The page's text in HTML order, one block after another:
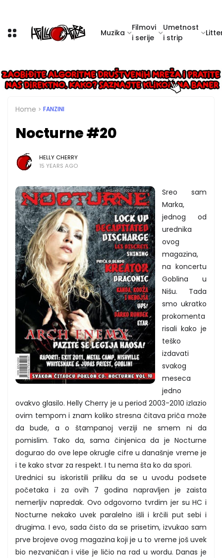
Muzika
Filmovi
i serije
Umetnost
i strip
Home FANZINI
Nocturne #20
HELLY CHERRY
15 YEARS AGO
Sreo sam
Marka,
jednog od
urednika
ovog
magazina,
na koncertu
Goblina u
Nišu. Tada
smo ukratko
prokomenta
risali kako je
teško
izdavati
svakog
meseca
jedno
ovakvo glasilo. Helly Cherry je u period 2003-2010 izlazio
ovim tempom i znam koliko stresna čitava priča može
da bude, a o štampanoj verziji ne smem ni da
pomislim. Tako da, sama činjenica da je Nocturne
dogurao do ove lepe okrugle cifre u današnje vreme je
i te kako stvar za respekt. I tu nema šta ko da spori.
Urednici su iskoristili priliku da se u uvodu podsete
početaka i za ovih 7 godina napravljen je zaista
nemerljiv napredak. Ovo odgovorno tvrdim jer su HC i
Nocturne nekako uvek paralelno išli i krčili put sebi i
drugima. I evo, sada čisto da se prisetim, izvukao sam
prve brojeve ovog magazina koji je u to vreme još uvek
bio nezvaničan i više je ličio na rad u wordu. Danas je